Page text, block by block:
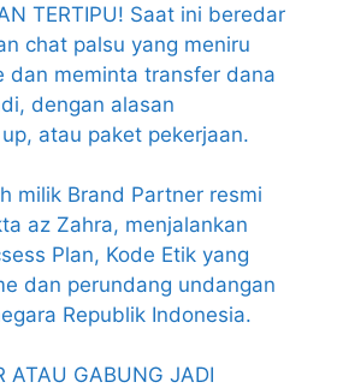
TERTIPU! Saat ini beredar
chat palsu yang meniru
dan meminta transfer dana
dengan alasan
atau paket pekerjaan.
milik Brand Partner resmi
az Zahra, menjalankan
Plan, Kode Etik yang
dan perundang undangan
Republik Indonesia.
ATAU GABUNG JADI